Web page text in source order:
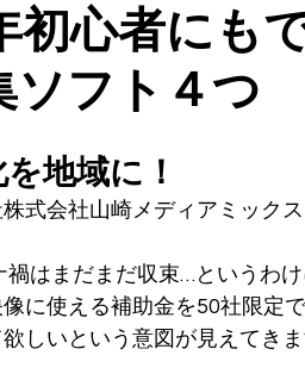
初心者にも
ソフト４つ
地域に！
式会社山崎メディアミックス
禍はまだまだ収束…というわ
に使える補助金を50社限定
しいという意図が見えてきま